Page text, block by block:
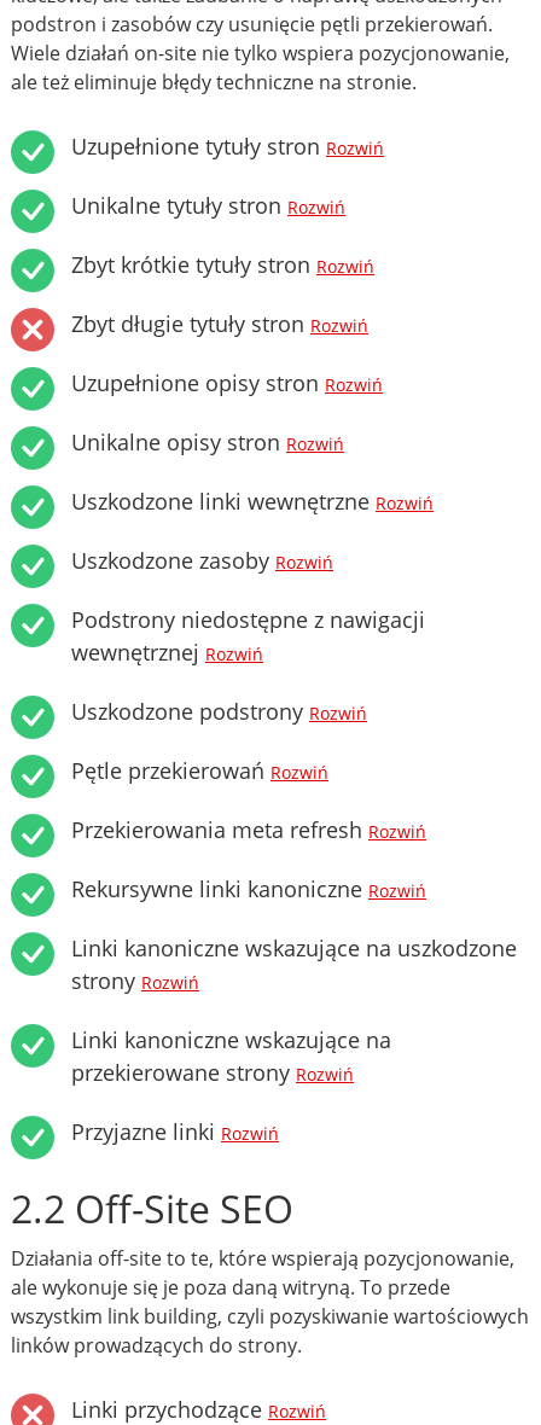
podstron i zasobów czy usunięcie pętli przekierowań.
Wiele działań on-site nie tylko wspiera pozycjonowanie,
ale też eliminuje błędy techniczne na stronie.
Uzupełnione tytuły stron Rozwiń
Unikalne tytuły stron Rozwiń
Zbyt krótkie tytuły stron Rozwiń
Zbyt długie tytuły stron Rozwiń
Uzupełnione opisy stron Rozwiń
Unikalne opisy stron Rozwiń
Uszkodzone linki wewnętrzne Rozwiń
Uszkodzone zasoby Rozwiń
Podstrony niedostępne z nawigacji
wewnętrznej Rozwiń
Uszkodzone podstrony Rozwiń
Pętle przekierowań Rozwiń
Przekierowania meta refresh Rozwiń
Rekursywne linki kanoniczne Rozwiń
Linki kanoniczne wskazujące na uszkodzone
strony Rozwiń
Linki kanoniczne wskazujące na
przekierowane strony Rozwiń
Przyjazne linki Rozwiń
2.2 Off-Site SEO
Działania off-site to te, które wspierają pozycjonowanie,
ale wykonuje się je poza daną witryną. To przede
wszystkim link building, czyli pozyskiwanie wartościowych
linków prowadzących do strony.
Linki przychodzące Rozwiń